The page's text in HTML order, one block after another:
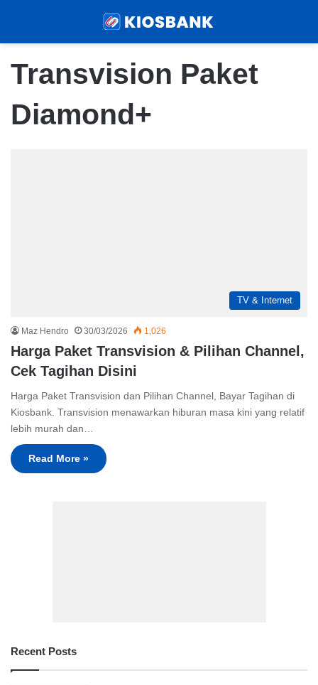
Transvision Paket
Diamond+
TV & Internet
Maz Hendro 30/03/2026 1,026
Harga Paket Transvision & Pilihan Channel,
Cek Tagihan Disini
Harga Paket Transvision dan Pilihan Channel, Bayar Tagihan di
Kiosbank. Transvision menawarkan hiburan masa kini yang relatif
lebih murah dan…
Read More »
Recent Posts